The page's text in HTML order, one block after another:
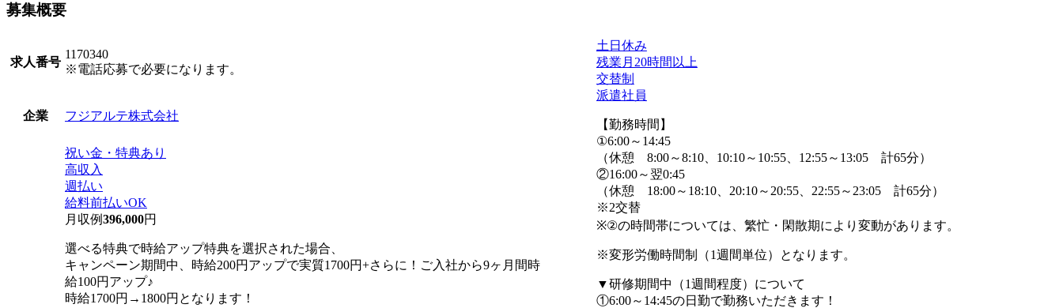
募集概要
求人番号
1170340
※電話応募で必要になります。
企業 フジアルテ株式会社
祝い金・特典あり
高収入
週払い
給料前払いOK
月収例396,000円
選べる特典で時給アップ特典を選択された場合、
キャンペーン期間中、時給200円アップで実質1700円+さらに！ご入社から9ヶ月間時
給100円アップ♪
時給1700円→1800円となります！
土日休み
残業月20時間以上
交替制
派遣社員
【勤務時間】
①6:00～14:45
（休憩 8:00～8:10、10:10～10:55、12:55～13:05 計65分）
②16:00～翌0:45
（休憩 18:00～18:10、20:10～20:55、22:55～23:05 計65分）
※2交替
※②の時間帯については、繁忙・閑散期により変動があります。
※変形労働時間制（1週間単位）となります。
▼研修期間中（1週間程度）について
①6:00～14:45の日勤で勤務いただきます！